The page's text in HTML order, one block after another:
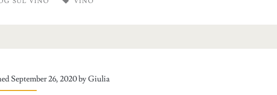
September 26, 2020 byGiulia